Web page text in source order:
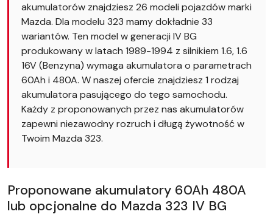
akumulatorów znajdziesz 26 modeli pojazdów marki
Mazda. Dla modelu 323 mamy dokładnie 33
wariantów. Ten model w generacji IV BG
produkowany w latach 1989-1994 z silnikiem 1.6, 1.6
16V (Benzyna) wymaga akumulatora o parametrach
60Ah i 480A. W naszej ofercie znajdziesz 1 rodzaj
akumulatora pasującego do tego samochodu.
Każdy z proponowanych przez nas akumulatorów
zapewni niezawodny rozruch i długą żywotność w
Twoim Mazda 323.
Proponowane akumulatory 60Ah 480A
lub opcjonalne do Mazda 323 IV BG